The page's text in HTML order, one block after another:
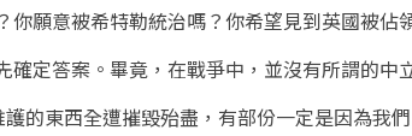
你願意被希特勒統治嗎？你希望見到英國被
確定答案。畢竟，在戰爭中，並沒有所謂的中
的東西全遭摧毀殆盡，有部份一定是因為我